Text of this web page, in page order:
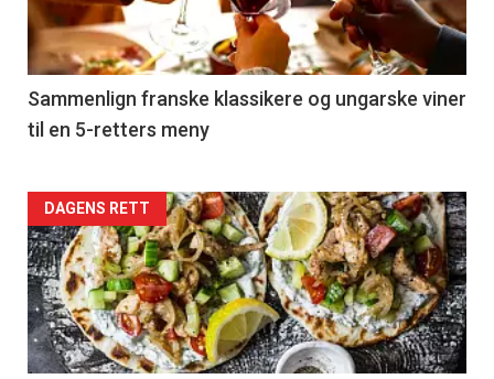
nå
-
5
Sammenlign franske klassikere og ungarske viner
til en 5-retters meny
Forsiden
akkurat
nå
-
DAGENS RETT